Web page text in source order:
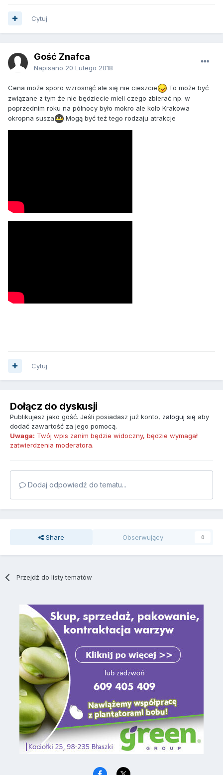
Cytuj
Gość Znafca
Napisano 20 Lutego 2018
Cena może sporo wzrosnąć ale się nie cieszcie
.To może być
związane z tym że nie będziecie mieli czego zbierać np. w
poprzednim roku na północy było mokro ale koło Krakowa
okropna susza
.Mogą być też tego rodzaju atrakcje
Cytuj
Dołącz do dyskusji
Publikujesz jako gość. Jeśli posiadasz już konto, zaloguj się aby
dodać zawartość za jego pomocą.
Uwaga: Twój wpis zanim będzie widoczny, będzie wymagał
zatwierdzenia moderatora.
Dodaj odpowiedź do tematu...
Share Obserwujący 0
Przejdź do listy tematów